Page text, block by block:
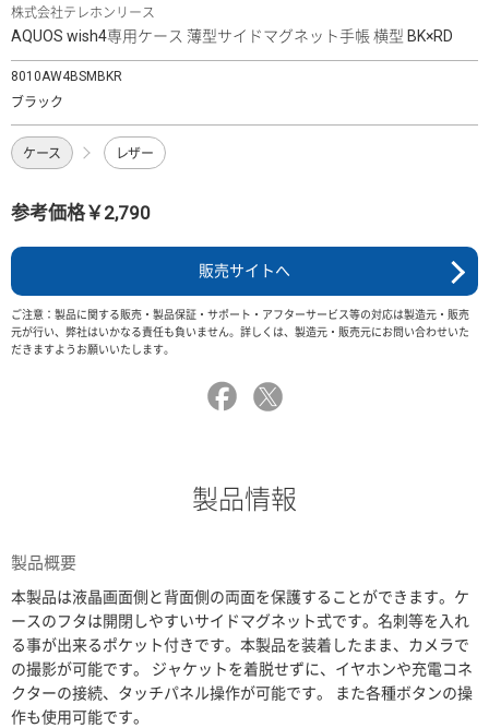
株式会社テレホンリース
AQUOS wish4専用ケース 薄型サイドマグネット手帳 横型 BK×RD
8010AW4BSMBKR
ブラック
ケース レザー
参考価格￥2,790
販売サイトへ
ご注意：製品に関する販売・製品保証・サポート・アフターサービス等の対応は製造元・販売
元が行い、弊社はいかなる責任も負いません。詳しくは、製造元・販売元にお問い合わせいた
だきますようお願いいたします。
製品情報
製品概要
本製品は液晶画面側と背面側の両面を保護することができます。ケ
ースのフタは開閉しやすいサイドマグネット式です。名刺等を入れ
る事が出来るポケット付きです。本製品を装着したまま、カメラで
の撮影が可能です。 ジャケットを着脱せずに、イヤホンや充電コネ
クターの接続、タッチパネル操作が可能です。 また各種ボタンの操
作も使用可能です。